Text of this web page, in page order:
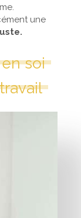
une
soi